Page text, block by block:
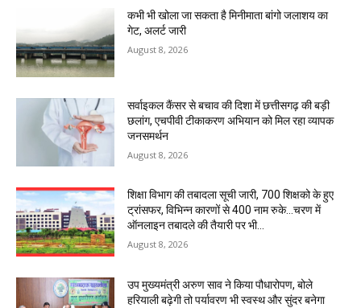
कभी भी खोला जा सकता है मिनीमाता बांगो जलाशय का
गेट, अलर्ट जारी
August 8, 2026
सर्वाइकल कैंसर से बचाव की दिशा में छत्तीसगढ़ की बड़ी
छलांग, एचपीवी टीकाकरण अभियान को मिल रहा व्यापक
जनसमर्थन
August 8, 2026
शिक्षा विभाग की तबादला सूची जारी, 700 शिक्षको के हुए
ट्रांसफर, विभिन्न कारणों से 400 नाम रुके…चरण में
ऑनलाइन तबादले की तैयारी पर भी...
August 8, 2026
उप मुख्यमंत्री अरुण साव ने किया पौधारोपण, बोले
हरियाली बढ़ेगी तो पर्यावरण भी स्वस्थ और सुंदर बनेगा